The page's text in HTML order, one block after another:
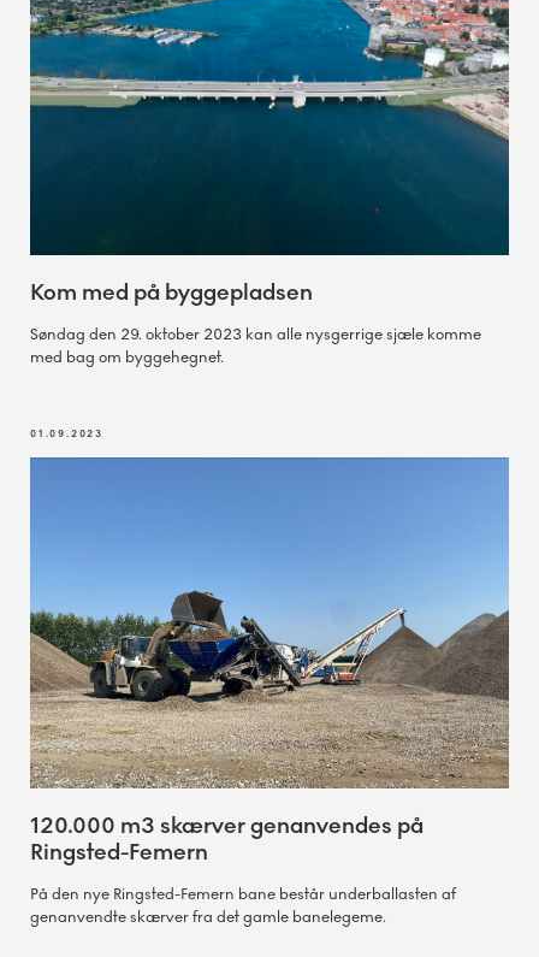
Kom med på byggepladsen
Søndag den 29. oktober 2023 kan alle nysgerrige sjæle komme
med bag om byggehegnet.
01.09.2023
120.000 m3 skærver genanvendes på
Ringsted-Femern
På den nye Ringsted-Femern bane består underballasten af
genanvendte skærver fra det gamle banelegeme.